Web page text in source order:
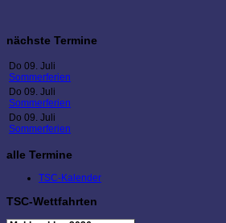
nächste Termine
Do 09. Juli
Sommerferien
Do 09. Juli
Sommerferien
Do 09. Juli
Sommerferien
alle Termine
TSC-Kalender
TSC-Wettfahrten